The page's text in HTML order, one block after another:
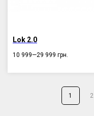
Lok 2.0
10 999—29 999 грн.
1 2